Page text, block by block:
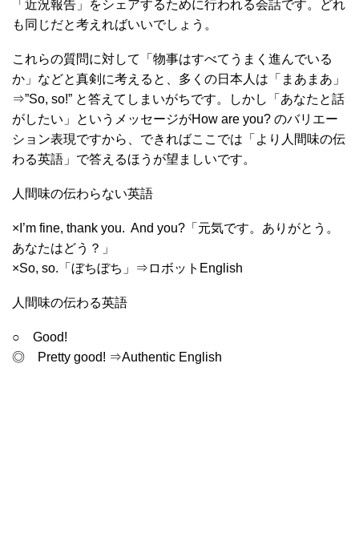
「近況報告」をシェアするために行われる会話です。どれ
も同じだと考えればいいでしょう。
これらの質問に対して「物事はすべてうまく進んでいる
か」などと真剣に考えると、多くの日本人は「まあまあ」
⇒”So, so!” と答えてしまいがちです。しかし「あなたと話
がしたい」というメッセージがHow are you? のバリエー
ション表現ですから、できればここでは「より人間味の伝
わる英語」で答えるほうが望ましいです。
人間味の伝わらない英語
×I’m fine, thank you. And you?「元気です。ありがとう。
あなたはどう？」
×So, so.「ぼちぼち」⇒ロボットEnglish
人間味の伝わる英語
○ Good!
◎ Pretty good! ⇒Authentic English